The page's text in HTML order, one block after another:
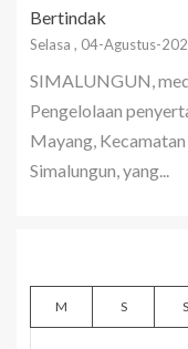
Bertindak
Selasa , 04-Agustus-
SIMALUNGUN,
Pengelolaan
Mayang,
Simalungun, yang...
M S S